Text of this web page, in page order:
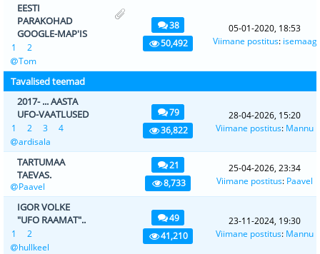
EESTI
PARAKOHAD
GOOGLE-MAP'IS
1
2
Tom
38
50,492
05-01-2020, 18:53
Viimane postitus: isemaag
Tavalised teemad
2017- ... AASTA
UFO-VAATLUSED
1 2 3
4
ardisala
79
36,822
28-04-2026, 15:20
Viimane postitus: Mannu
TARTUMAA
TAEVAS.
Paavel
21
8,733
25-04-2026, 23:34
Viimane postitus: Paavel
IGOR VOLKE
"UFO RAAMAT"..
1
2
hullkeel
49
41,210
23-11-2024, 19:30
Viimane postitus: Mannu